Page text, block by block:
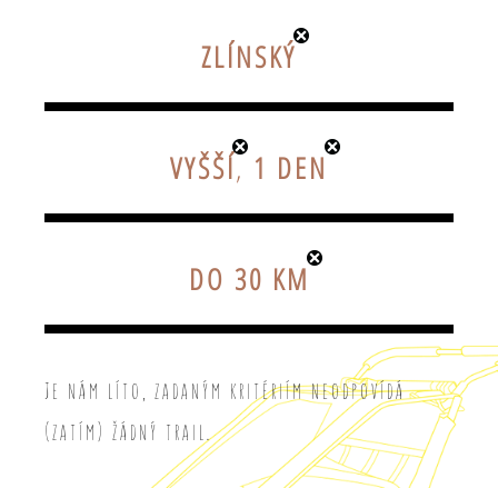
ZLÍNSKÝ
VYŠŠÍ, 1 DEN
DO 30 KM
Je nám líto, zadaným kritériím neodpovídá
(zatím) žádný trail.